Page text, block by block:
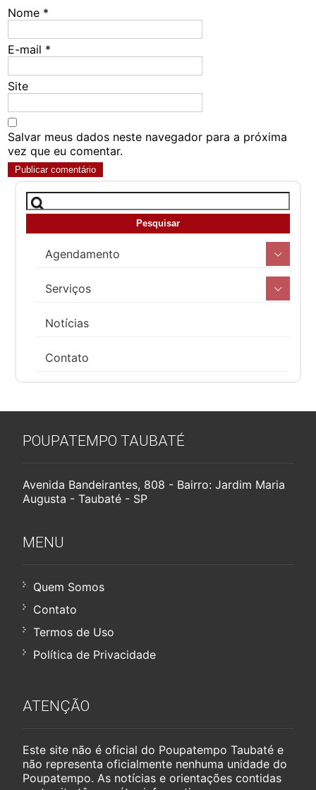
Nome *
E-mail *
Site
Salvar meus dados neste navegador para a próxima
vez que eu comentar.
Agendamento
Serviços
Notícias
Contato
POUPATEMPO TAUBATÉ
Avenida Bandeirantes, 808 - Bairro: Jardim Maria
Augusta - Taubaté - SP
MENU
Quem Somos
Contato
Termos de Uso
Política de Privacidade
ATENÇÃO
Este site não é oficial do Poupatempo Taubaté e
não representa oficialmente nenhuma unidade do
Poupatempo. As notícias e orientações contidas